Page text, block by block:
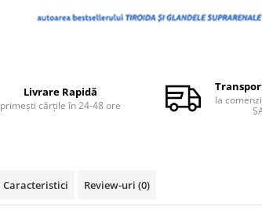
Facebook
Livrare Rapidă
primești cărțile în 24-48 ore
la
Caracteristici Review-uri (0)